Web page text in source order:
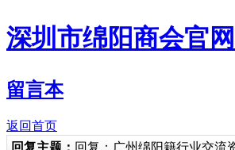
深圳市绵阳商会官
留言本
返回首页
回复主题： 回复：广州绵阳籍行业交流